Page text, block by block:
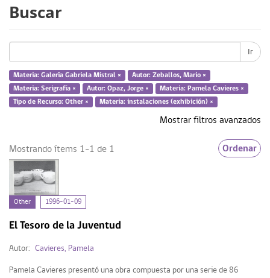
Pamela Cavieres (1)
... más
1996 (1)
Tipo de Recurso
Buscar
Ir
Materia: Galería Gabriela Mistral ×
Autor: Zeballos, Mario ×
Materia: Serigrafía ×
Autor: Opaz, Jorge ×
Materia: Pamela Cavieres ×
Tipo de Recurso: Other ×
Materia: instalaciones (exhibición) ×
Mostrar filtros avanzados
Mostrando ítems 1-1 de 1 Ordenar
Other 1996-01-09
El Tesoro de la Juventud
Autor: Cavieres, Pamela
Pamela Cavieres presentó una obra compuesta por una serie de 86